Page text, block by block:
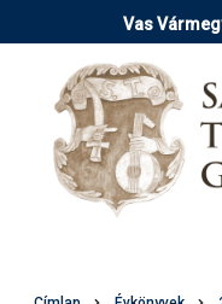
a
tartalomra
Vas
Morzsa